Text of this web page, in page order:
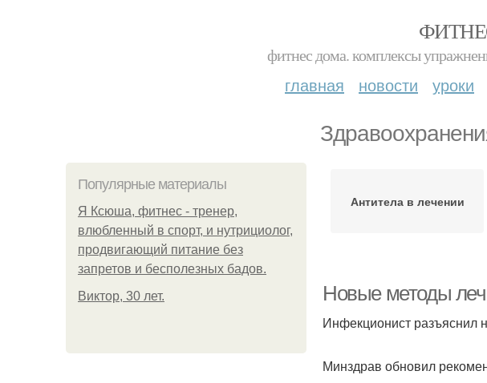
фитнес дома. комплексы
главная новости уроки
Популярные материалы
Я Ксюша, фитнес - тренер,
влюбленный в спорт, и нутрициолог,
продвигающий питание без
запретов и бесполезных бадов.
Виктор, 30 лет.
Антитела в лечении
Новые методы
Инфекционист разъяснил
Минздрав обновил